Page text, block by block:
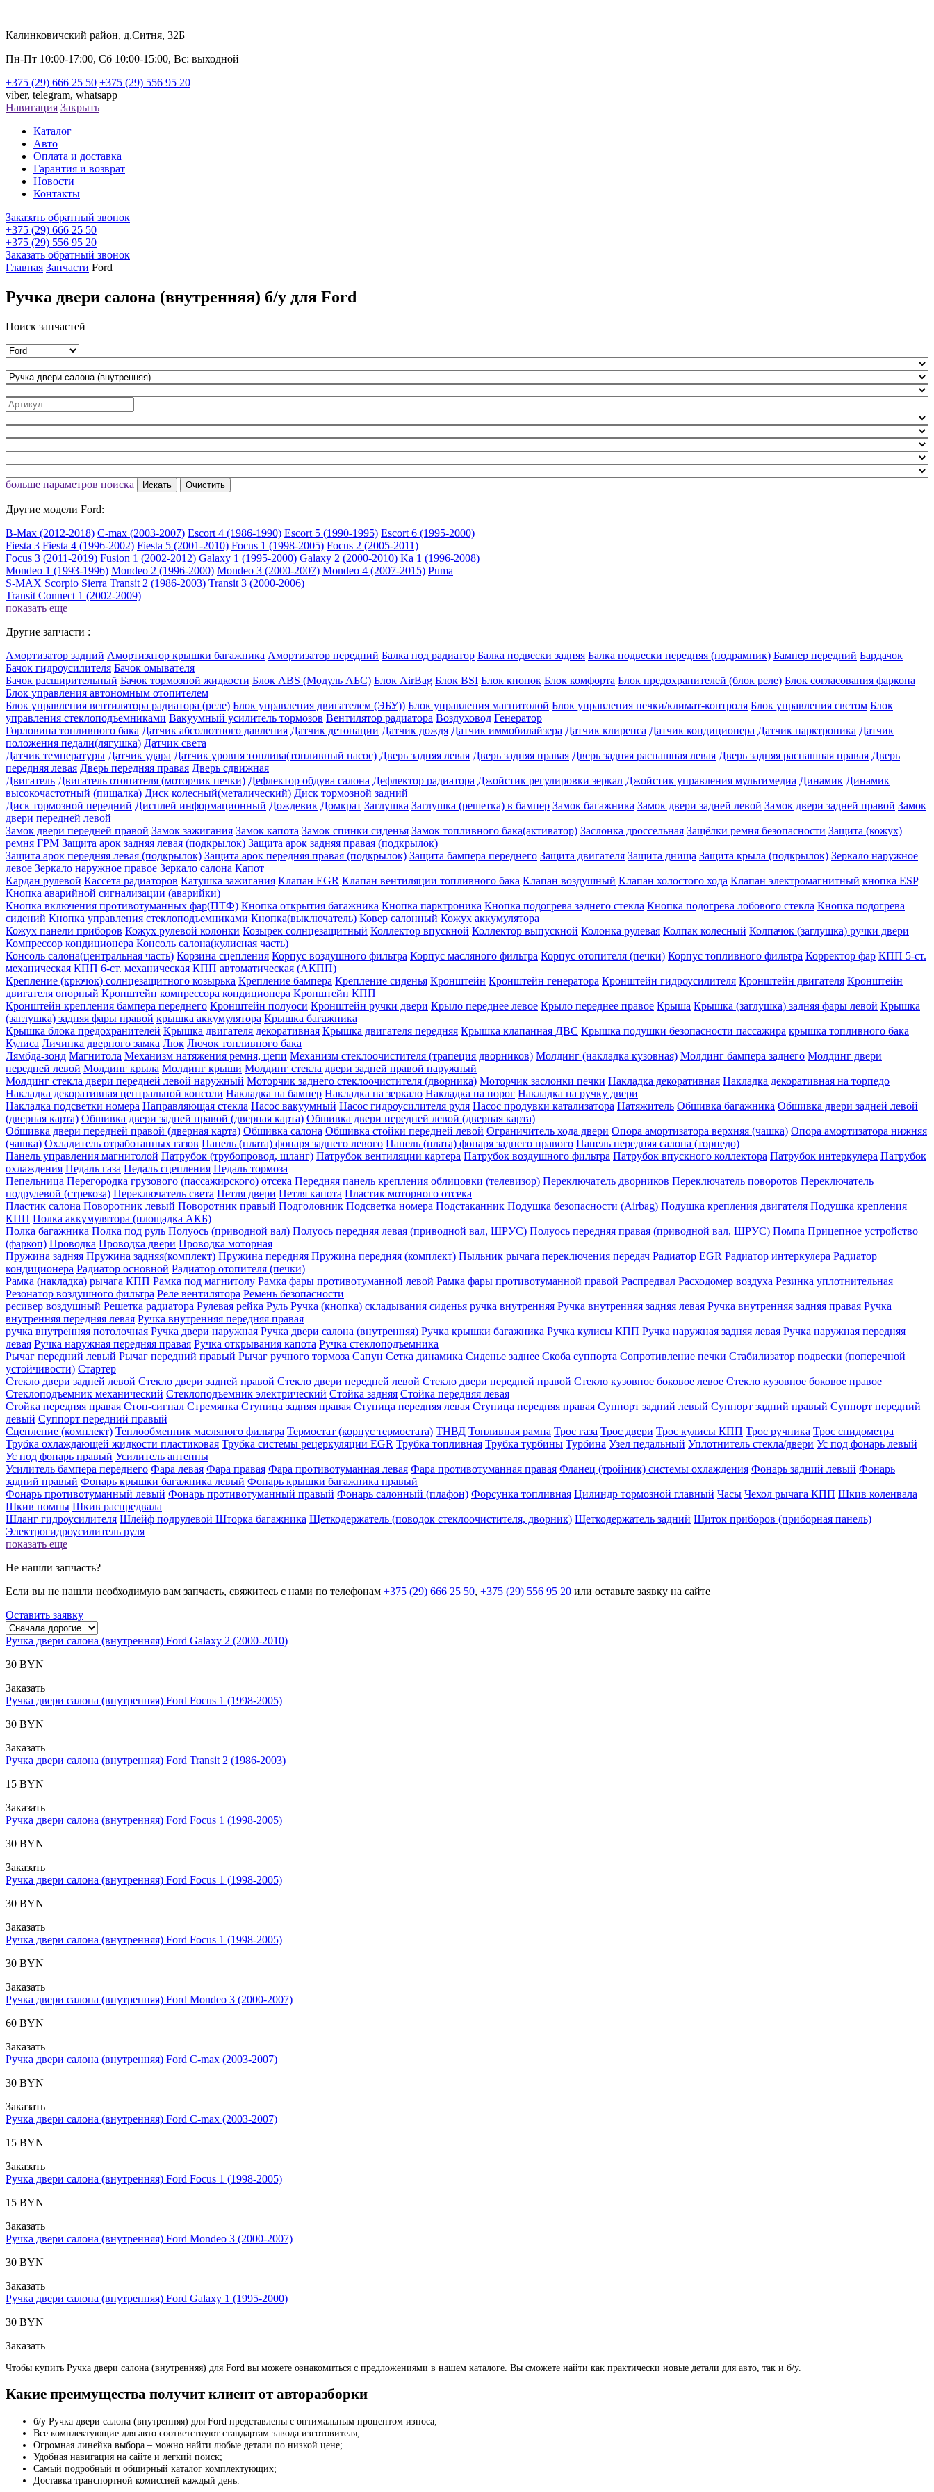
Калинковичский район, д.Ситня, 32Б
Пн-Пт 10:00-17:00, Сб 10:00-15:00, Вс: выходной
+375 (29) 666 25 50 +375 (29) 556 95 20
viber, telegram, whatsapp
Навигация Закрыть
Каталог
Авто
Оплата и доставка
Гарантия и возврат
Новости
Контакты
Заказать обратный звонок
+375 (29) 666 25 50
+375 (29) 556 95 20
Заказать обратный звонок
Главная Запчасти Ford
Ручка двери салона (внутренняя) б/у для Ford
Поиск запчастей
больше параметров поиска Искать Очистить
Другие модели Ford:
B-Max (2012-2018) C-max (2003-2007) Escort 4 (1986-1990) Escort 5 (1990-1995) Escort 6 (1995-2000)
Fiesta 3 Fiesta 4 (1996-2002) Fiesta 5 (2001-2010) Focus 1 (1998-2005) Focus 2 (2005-2011)
Focus 3 (2011-2019) Fusion 1 (2002-2012) Galaxy 1 (1995-2000) Galaxy 2 (2000-2010) Ka 1 (1996-2008)
Mondeo 1 (1993-1996) Mondeo 2 (1996-2000) Mondeo 3 (2000-2007) Mondeo 4 (2007-2015) Puma
S-MAX Scorpio Sierra Transit 2 (1986-2003) Transit 3 (2000-2006)
Transit Connect 1 (2002-2009)
показать еще
Другие запчасти :
Амортизатор задний Амортизатор крышки багажника Амортизатор передний Балка под радиатор Балка подвески задняя Балка подвески передняя (подрамник) Бампер передний Бардачок
Бачок гидроусилителя Бачок омывателя
Бачок расширительный Бачок тормозной жидкости Блок ABS (Модуль АБС) Блок AirBag Блок BSI Блок кнопок Блок комфорта Блок предохранителей (блок реле) Блок согласования фаркопа
Блок управления автономным отопителем
Блок управления вентилятора радиатора (реле) Блок управления двигателем (ЭБУ)) Блок управления магнитолой Блок управления печки/климат-контроля Блок управления светом Блок
управления стеклоподъемниками Вакуумный усилитель тормозов Вентилятор радиатора Воздуховод Генератор
Горловина топливного бака Датчик абсолютного давления Датчик детонации Датчик дождя Датчик иммобилайзера Датчик клиренса Датчик кондиционера Датчик парктроника Датчик
положения педали(лягушка) Датчик света
Датчик температуры Датчик удара Датчик уровня топлива(топливный насос) Дверь задняя левая Дверь задняя правая Дверь задняя распашная левая Дверь задняя распашная правая Дверь
передняя левая Дверь передняя правая Дверь сдвижная
Двигатель Двигатель отопителя (моторчик печки) Дефлектор обдува салона Дефлектор радиатора Джойстик регулировки зеркал Джойстик управления мультимедиа Динамик Динамик
высокочастотный (пищалка) Диск колесный(металический) Диск тормозной задний
Диск тормозной передний Дисплей информационный Дождевик Домкрат Заглушка Заглушка (решетка) в бампер Замок багажника Замок двери задней левой Замок двери задней правой Замок
двери передней левой
Замок двери передней правой Замок зажигания Замок капота Замок спинки сиденья Замок топливного бака(активатор) Заслонка дроссельная Защёлки ремня безопасности Защита (кожух)
ремня ГРМ Защита арок задняя левая (подкрылок) Защита арок задняя правая (подкрылок)
Защита арок передняя левая (подкрылок) Защита арок передняя правая (подкрылок) Защита бампера переднего Защита двигателя Защита днища Защита крыла (подкрылок) Зеркало наружное
левое Зеркало наружное правое Зеркало салона Капот
Кардан рулевой Кассета радиаторов Катушка зажигания Клапан EGR Клапан вентиляции топливного бака Клапан воздушный Клапан холостого хода Клапан электромагнитный кнопка ESP
Кнопка аварийной сигнализации (аварийки)
Кнопка включения противотуманных фар(ПТФ) Кнопка открытия багажника Кнопка парктроника Кнопка подогрева заднего стекла Кнопка подогрева лобового стекла Кнопка подогрева
сидений Кнопка управления стеклоподъемниками Кнопка(выключатель) Ковер салонный Кожух аккумулятора
Кожух панели приборов Кожух рулевой колонки Козырек солнцезащитный Коллектор впускной Коллектор выпускной Колонка рулевая Колпак колесный Колпачок (заглушка) ручки двери
Компрессор кондиционера Консоль салона(кулисная часть)
Консоль салона(центральная часть) Корзина сцепления Корпус воздушного фильтра Корпус масляного фильтра Корпус отопителя (печки) Корпус топливного фильтра Корректор фар КПП 5-ст.
механическая КПП 6-ст. механическая КПП автоматическая (АКПП)
Крепление (крючок) солнцезащитного козырька Крепление бампера Крепление сиденья Кронштейн Кронштейн генератора Кронштейн гидроусилителя Кронштейн двигателя Кронштейн
двигателя опорный Кронштейн компрессора кондиционера Кронштейн КПП
Кронштейн крепления бампера переднего Кронштейн полуоси Кронштейн ручки двери Крыло переднее левое Крыло переднее правое Крыша Крышка (заглушка) задняя фары левой Крышка
(заглушка) задняя фары правой крышка аккумулятора Крышка багажника
Крышка блока предохранителей Крышка двигателя декоративная Крышка двигателя передняя Крышка клапанная ДВС Крышка подушки безопасности пассажира крышка топливного бака
Кулиса Личинка дверного замка Люк Лючок топливного бака
Лямбда-зонд Магнитола Механизм натяжения ремня, цепи Механизм стеклоочистителя (трапеция дворников) Молдинг (накладка кузовная) Молдинг бампера заднего Молдинг двери
передней левой Молдинг крыла Молдинг крыши Молдинг стекла двери задней правой наружный
Молдинг стекла двери передней левой наружный Моторчик заднего стеклоочистителя (дворника) Моторчик заслонки печки Накладка декоративная Накладка декоративная на торпедо
Накладка декоративная центральной консоли Накладка на бампер Накладка на зеркало Накладка на порог Накладка на ручку двери
Накладка подсветки номера Направляющая стекла Насос вакуумный Насос гидроусилителя руля Насос продувки катализатора Натяжитель Обшивка багажника Обшивка двери задней левой
(дверная карта) Обшивка двери задней правой (дверная карта) Обшивка двери передней левой (дверная карта)
Обшивка двери передней правой (дверная карта) Обшивка салона Обшивка стойки передней левой Ограничитель хода двери Опора амортизатора верхняя (чашка) Опора амортизатора нижняя
(чашка) Охладитель отработанных газов Панель (плата) фонаря заднего левого Панель (плата) фонаря заднего правого Панель передняя салона (торпедо)
Панель управления магнитолой Патрубок (трубопровод, шланг) Патрубок вентиляции картера Патрубок воздушного фильтра Патрубок впускного коллектора Патрубок интеркулера Патрубок
охлаждения Педаль газа Педаль сцепления Педаль тормоза
Пепельница Перегородка грузового (пассажирского) отсека Передняя панель крепления облицовки (телевизор) Переключатель дворников Переключатель поворотов Переключатель
подрулевой (стрекоза) Переключатель света Петля двери Петля капота Пластик моторного отсека
Пластик салона Поворотник левый Поворотник правый Подголовник Подсветка номера Подстаканник Подушка безопасности (Airbag) Подушка крепления двигателя Подушка крепления
КПП Полка аккумулятора (площадка АКБ)
Полка багажника Полка под руль Полуось (приводной вал) Полуось передняя левая (приводной вал, ШРУС) Полуось передняя правая (приводной вал, ШРУС) Помпа Прицепное устройство
(фаркоп) Проводка Проводка двери Проводка моторная
Пружина задняя Пружина задняя(комплект) Пружина передняя Пружина передняя (комплект) Пыльник рычага переключения передач Радиатор EGR Радиатор интеркулера Радиатор
кондиционера Радиатор основной Радиатор отопителя (печки)
Рамка (накладка) рычага КПП Рамка под магнитолу Рамка фары противотуманной левой Рамка фары противотуманной правой Распредвал Расходомер воздуха Резинка уплотнительная
Резонатор воздушного фильтра Реле вентилятора Ремень безопасности
ресивер воздушный Решетка радиатора Рулевая рейка Руль Ручка (кнопка) складывания сиденья ручка внутренняя Ручка внутренняя задняя левая Ручка внутренняя задняя правая Ручка
внутренняя передняя левая Ручка внутренняя передняя правая
ручка внутренняя потолочная Ручка двери нaружная Ручка двери салона (внутренняя) Ручка крышки багажника Ручка кулисы КПП Ручка наружная задняя левая Ручка наружная передняя
левая Ручка наружная передняя правая Ручка открывания капота Ручка стеклоподъемника
Рычаг передний левый Рычаг передний правый Рычаг ручного тормоза Сапун Сетка динамика Сиденье заднее Скоба суппорта Сопротивление печки Стабилизатор подвески (поперечной
устойчивости) Стартер
Стекло двери задней левой Стекло двери задней правой Стекло двери передней левой Стекло двери передней правой Стекло кузовное боковое левое Стекло кузовное боковое правое
Стеклоподъемник механический Стеклоподъемник электрический Стойка задняя Стойка передняя левая
Стойка передняя правая Стоп-сигнал Стремянка Ступица задняя правая Ступица передняя левая Ступица передняя правая Суппорт задний левый Суппорт задний правый Суппорт передний
левый Суппорт передний правый
Сцепление (комплект) Теплообменник масляного фильтра Термостат (корпус термостата) ТНВД Топливная рампа Трос газа Трос двери Трос кулисы КПП Трос ручника Трос спидометра
Трубка охлаждающей жидкости пластиковая Трубка системы рецеркуляции EGR Трубка топливная Трубка турбины Турбина Узел педальный Уплотнитель стекла/двери Ус под фонарь левый
Ус под фонарь правый Усилитель антенны
Усилитель бампера переднего Фара левая Фара правая Фара противотуманная левая Фара противотуманная правая Фланец (тройник) системы охлаждения Фонарь задний левый Фонарь
задний правый Фонарь крышки багажника левый Фонарь крышки багажника правый
Фонарь противотуманный левый Фонарь противотуманный правый Фонарь салонный (плафон) Форсунка топливная Цилиндр тормозной главный Часы Чехол рычага КПП Шкив коленвала
Шкив помпы Шкив распредвала
Шланг гидроусилителя Шлейф подрулевой Шторка багажника Щеткодержатель (поводок стеклоочистителя, дворник) Щеткодержатель задний Щиток приборов (приборная панель)
Электрогидроусилитель руля
показать еще
Не нашли запчасть?
Если вы не нашли необходимую вам запчасть, свяжитесь с нами по телефонам +375 (29) 666 25 50, +375 (29) 556 95 20 или оставьте заявку на сайте
Оставить заявку
Ручка двери салона (внутренняя) Ford Galaxy 2 (2000-2010)
30 BYN
Заказать
Ручка двери салона (внутренняя) Ford Focus 1 (1998-2005)
30 BYN
Заказать
Ручка двери салона (внутренняя) Ford Transit 2 (1986-2003)
15 BYN
Заказать
Ручка двери салона (внутренняя) Ford Focus 1 (1998-2005)
30 BYN
Заказать
Ручка двери салона (внутренняя) Ford Focus 1 (1998-2005)
30 BYN
Заказать
Ручка двери салона (внутренняя) Ford Focus 1 (1998-2005)
30 BYN
Заказать
Ручка двери салона (внутренняя) Ford Mondeo 3 (2000-2007)
60 BYN
Заказать
Ручка двери салона (внутренняя) Ford C-max (2003-2007)
30 BYN
Заказать
Ручка двери салона (внутренняя) Ford C-max (2003-2007)
15 BYN
Заказать
Ручка двери салона (внутренняя) Ford Focus 1 (1998-2005)
15 BYN
Заказать
Ручка двери салона (внутренняя) Ford Mondeo 3 (2000-2007)
30 BYN
Заказать
Ручка двери салона (внутренняя) Ford Galaxy 1 (1995-2000)
30 BYN
Заказать
Чтобы купить Ручка двери салона (внутренняя) для Ford вы можете ознакомиться с предложениями в нашем каталоге. Вы сможете найти как практически новые детали для авто, так и б/у.
Какие преимущества получит клиент от авторазборки
б/у Ручка двери салона (внутренняя) для Ford представлены с оптимальным процентом износа;
Все комплектующие для авто соответствуют стандартам завода изготовителя;
Огромная линейка выбора – можно найти любые детали по низкой цене;
Удобная навигация на сайте и легкий поиск;
Самый подробный и обширный каталог комплектующих;
Доставка транспортной комиссией каждый день.